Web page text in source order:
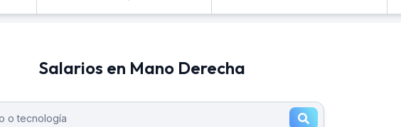
Salarios en Mano Derecha